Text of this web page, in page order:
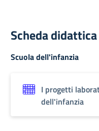
Scheda didattica
Scuola dell'infanzia
I progetti
dell'infanzia